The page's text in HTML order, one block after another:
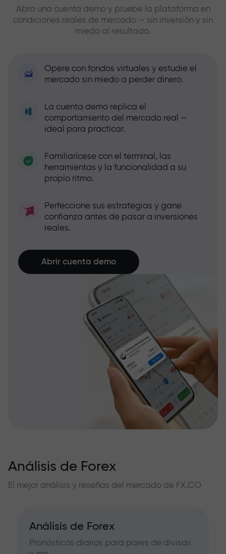
Abra una cuenta demo y pruebe la plataforma en
condiciones reales de mercado — sin inversión y sin
miedo al resultado.
Opere con fondos virtuales y estudie el
mercado sin miedo a perder dinero.
La cuenta demo replica el
comportamiento del mercado real —
ideal para practicar.
Familiarícese con el terminal, las
herramientas y la funcionalidad a su
propio ritmo.
Perfeccione sus estrategias y gane
confianza antes de pasar a inversiones
reales.
Abrir cuenta demo
Análisis de Forex
El mejor análisis y reseñas del mercado de FX.CO
Análisis de Forex
Pronósticos diarios para pares de divisas